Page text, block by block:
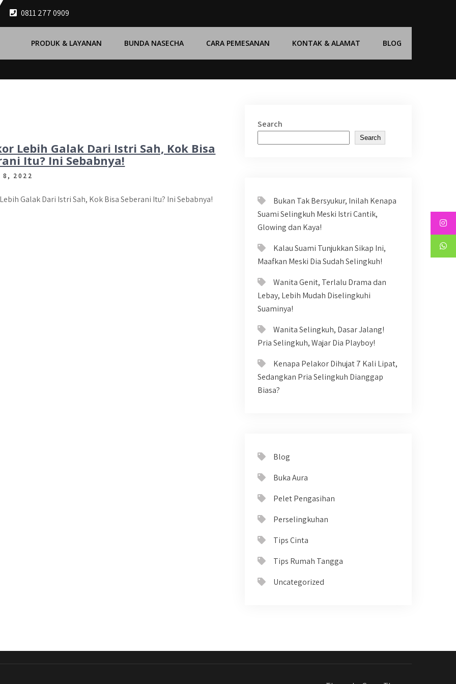
0811 277 0909
PRODUK & LAYANAN BUNDA NASECHA CARA PEMESANAN KONTAK & ALAMAT BLOG
Lebih Galak Dari Istri Sah, Kok Bisa
Itu? Ini Sebabnya!
8, 2022
Galak Dari Istri Sah, Kok Bisa Seberani Itu? Ini Sebabnya!
Search
Search
Bukan Tak Bersyukur, Inilah Kenapa
Suami Selingkuh Meski Istri Cantik,
Glowing dan Kaya!
Kalau Suami Tunjukkan Sikap Ini,
Maafkan Meski Dia Sudah Selingkuh!
Wanita Genit, Terlalu Drama dan
Lebay, Lebih Mudah Diselingkuhi
Suaminya!
Wanita Selingkuh, Dasar Jalang!
Pria Selingkuh, Wajar Dia Playboy!
Kenapa Pelakor Dihujat 7 Kali Lipat,
Sedangkan Pria Selingkuh Dianggap
Biasa?
Blog
Buka Aura
Pelet Pengasihan
Perselingkuhan
Tips Cinta
Tips Rumah Tangga
Uncategorized